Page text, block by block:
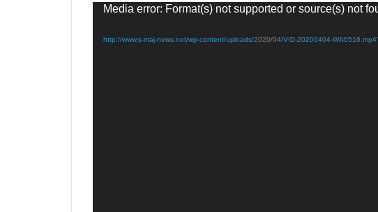
Media error: Format(s) not supported or source(s) not